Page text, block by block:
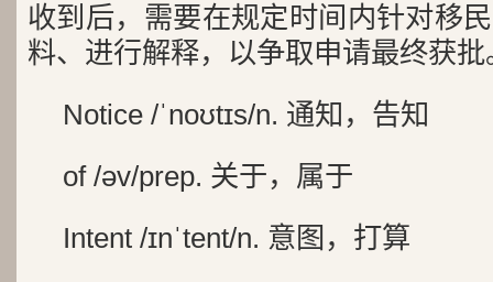
收到后，需要在规定时间内针对移
料、进行解释，以争取申请最终获批
Notice /ˈnoʊtɪs/n. 通知，告知
of /əv/prep. 关于，属于
Intent /ɪnˈtent/n. 意图，打算